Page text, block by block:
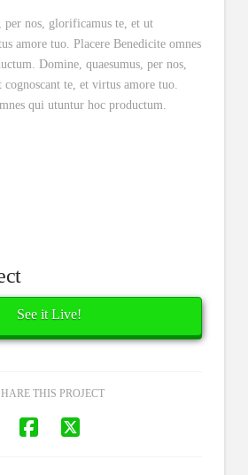
per nos, glorificamus te, et ut
amore tuo. Placere Benedicite omnes
Domine, quaesumus, per nos,
te, et virtus amore tuo.
qui utuntur hoc productum.
See it Live!
THIS PROJECT